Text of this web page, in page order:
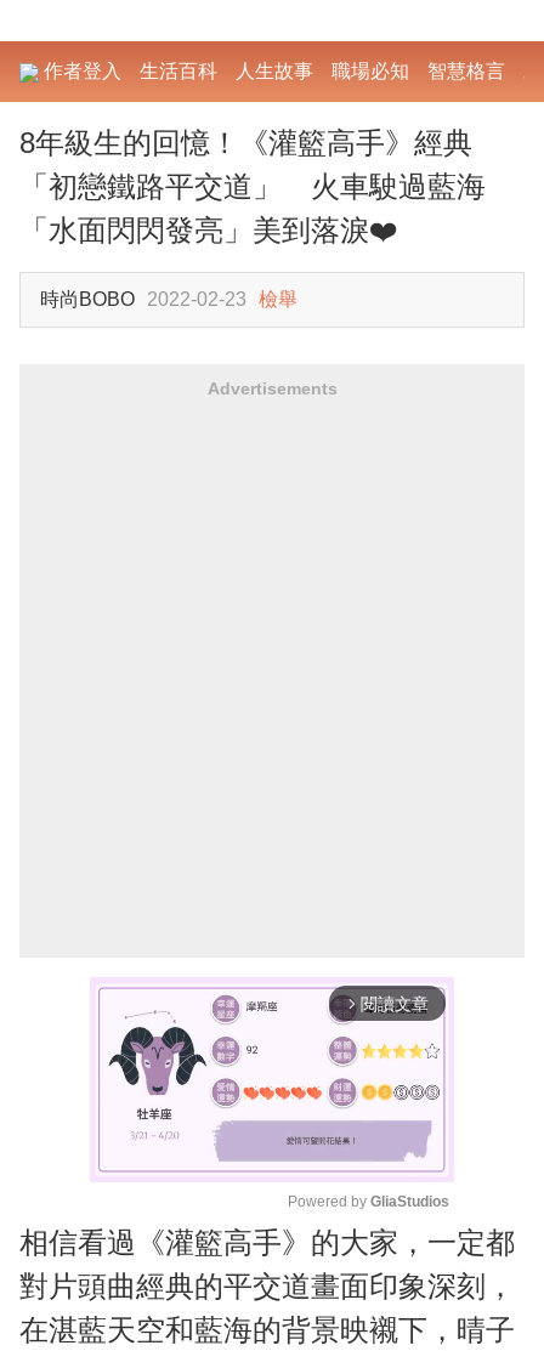
作者登入 生活百科 人生故事 職場必知 智慧格言
8年級生的回憶！《灌籃高手》經典
「初戀鐵路平交道」 火車駛過藍海
「水面閃閃發亮」美到落淚❤️
時尚BOBO 2022-02-23 檢舉
Advertisements
arrow_forward_ios 閱讀文章
M
u
t
e
Powered by GliaStudios
相信看過《灌籃高手》的大家，一定都
對片頭曲經典的平交道畫面印象深刻，
在湛藍天空和藍海的背景映襯下，晴子